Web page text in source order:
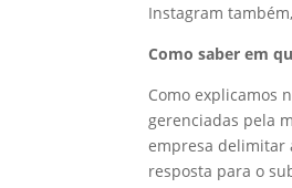
Instagram
Como saber em
Como explicamos
gerenciadas pela
empresa delimitar
resposta para o